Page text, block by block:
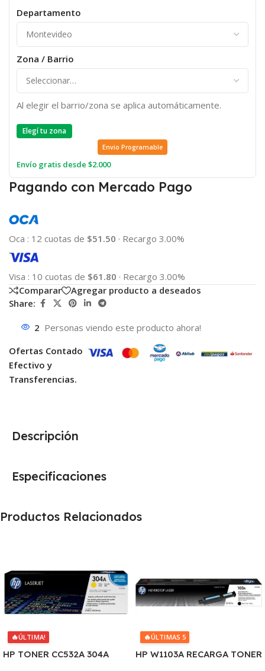
Departamento
Zona / Barrio
Al elegir el barrio/zona se aplica automáticamente.
Elegí tu zona
Envio Programable
Envío gratis desde $2.000
Pagando con Mercado Pago
Oca : 12 cuotas de $51.50 · Recargo 3.00%
Visa : 10 cuotas de $61.80 · Recargo 3.00%
Comparar
Agregar producto a deseados
Share:
2 Personas viendo este producto ahora!
Ofertas Contado
Efectivo y
Transferencias.
Descripción
Especificaciones
Productos Relacionados
🔥ÚLTIMA!
HP TONER CC532A 304A
🔥ÚLTIMAS 5
HP W1103A RECARGA TONER